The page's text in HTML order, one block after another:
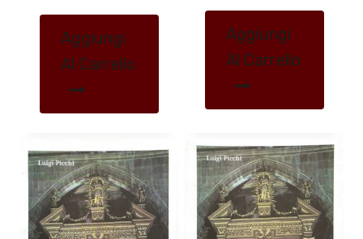
Aggiungi
Al Carrello
Aggiungi
Al Carrello